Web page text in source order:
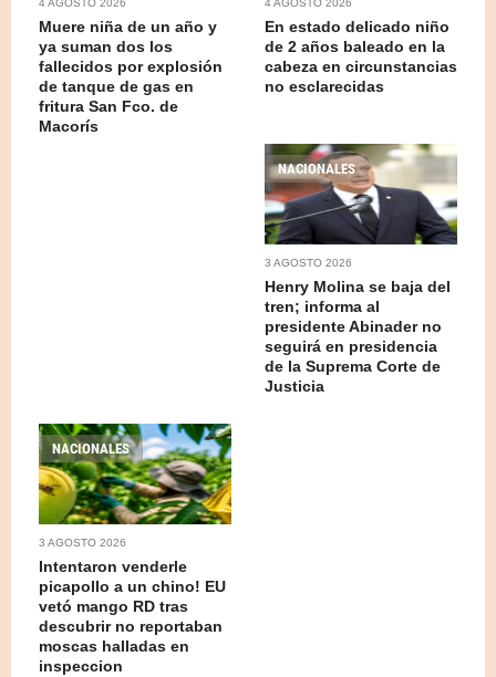
Muere niña de un año y
ya suman dos los
fallecidos por explosión
de tanque de gas en
fritura San Fco. de
Macorís
En estado delicado niño
de 2 años baleado en la
cabeza en circunstancias
no esclarecidas
NACIONALES
3 AGOSTO 2026
Henry Molina se baja del
tren; informa al
presidente Abinader no
seguirá en presidencia
de la Suprema Corte de
Justicia
NACIONALES
3 AGOSTO 2026
Intentaron venderle
picapollo a un chino! EU
vetó mango RD tras
descubrir no reportaban
moscas halladas en
inspeccion